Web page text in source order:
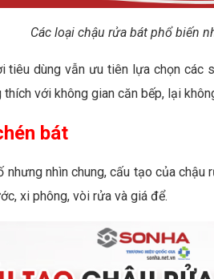
Các loại chậu rửa bát phổ biến
tiêu dùng vẫn ưu tiên lựa chọn
với không gian căn bếp, lại
bát
nhưng nhìn chung, cấu tạo của
xi phông, vòi rửa và giá để.